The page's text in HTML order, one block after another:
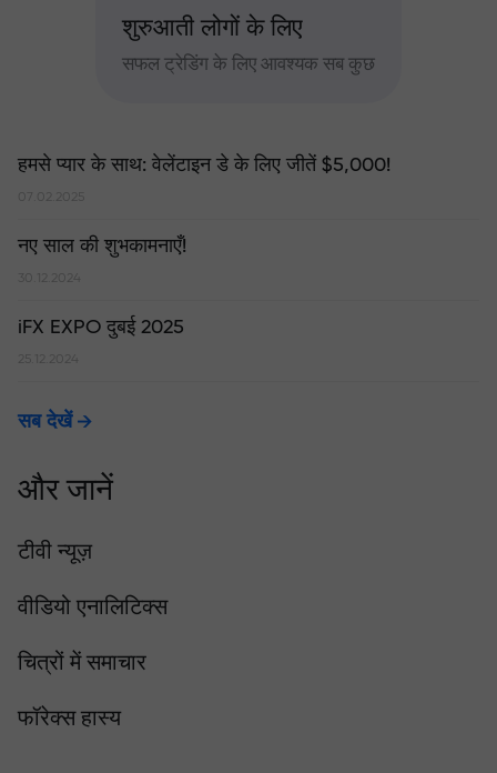
शुरुआती लोगों के लिए
सफल ट्रेडिंग के लिए आवश्यक सब कुछ
हमसे प्यार के साथ: वेलेंटाइन डे के लिए जीतें $5,000!
नए साल की शुभकामनाएँ!
30.12.2024
iFX EXPO दुबई 2025
25.12.2024
सब देखें
और जानें
टीवी न्यूज़
वीडियो एनालिटिक्स
चित्रों में समाचार
फॉरेक्स हास्य